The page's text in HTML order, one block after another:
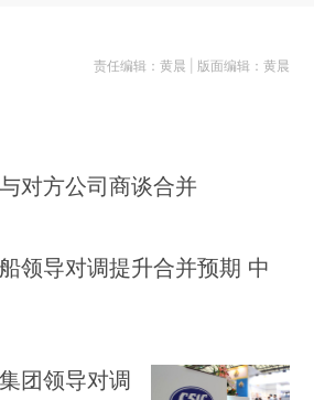
责任编辑：黄晨 | 版面编辑：黄晨
对方公司商谈合并
领导对调提升合并预期 中
团领导对调